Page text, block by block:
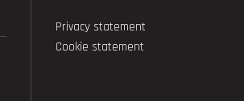
Privacy statement
Cookie statement